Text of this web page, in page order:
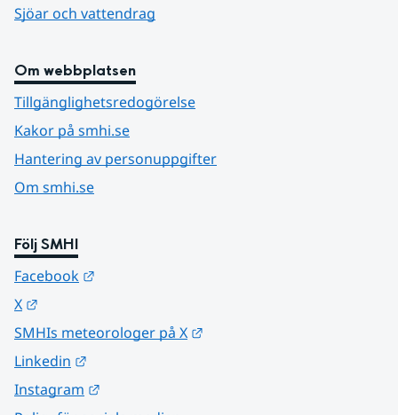
Sjöar och vattendrag
Om webbplatsen
Tillgänglighetsredogörelse
Kakor på smhi.se
Hantering av personuppgifter
Om smhi.se
Följ SMHI
Facebook
X
SMHIs meteorologer på X
Linkedin
Instagram